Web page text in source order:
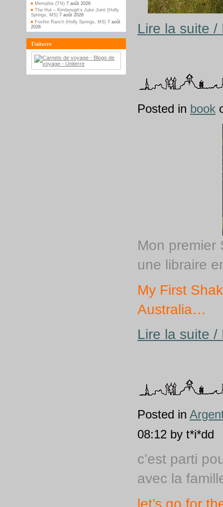
Memphis (TN) 7 août 2026
The Hut – Kimbrough’s Juke Joint (Holly
Springs, MS) 7 août 2026
Foxfire Ranch (Holly Springs, MS) 7 août
2026
Uniterre
Lire la suite /
Posted in book
Mon premier
une libraire
My First
Australia…
Lire la suite /
Posted in
08:12 by t*i*dd
c’est parti
avec la
let’s go for